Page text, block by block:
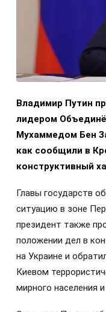
Владимир Путин
лидером
Мухаммедом Бен
как сообщили в
конструктивный
Главы государств
ситуацию в зоне
президент также
положении дел в
на Украине и
Киевом
мирного населения